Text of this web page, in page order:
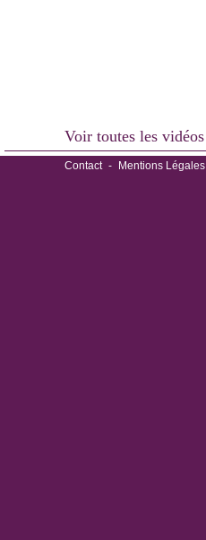
Voir toutes les vidéos
Contact - Mentions Légales